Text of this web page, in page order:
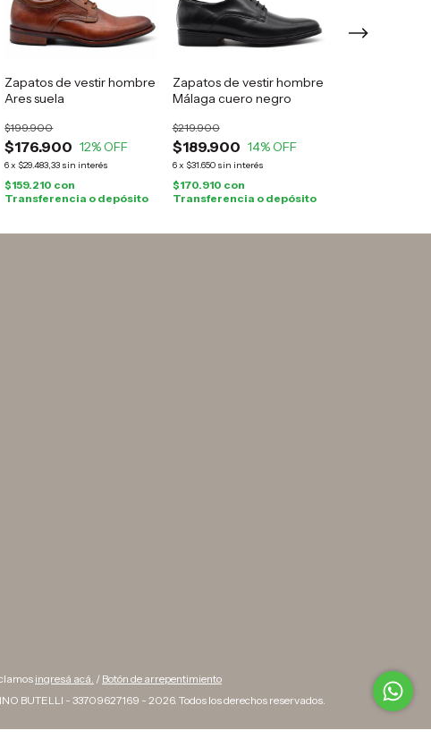
Zapatos de vestir hombre
Ares suela
$176.900
$199.900
12% OFF
6x $29.483,33 sin interés
$159.210 con
Transferencia o depósito
Zapatos de vestir hombre
Málaga cuero negro
$189.900
$219.900
14% OFF
6x $31.650 sin interés
$170.910 con
Transferencia o depósito
ingresá acá. / Botón de arrepentimiento
BUTELLI - 33709627169 - 2026. Todos los derechos reservados.